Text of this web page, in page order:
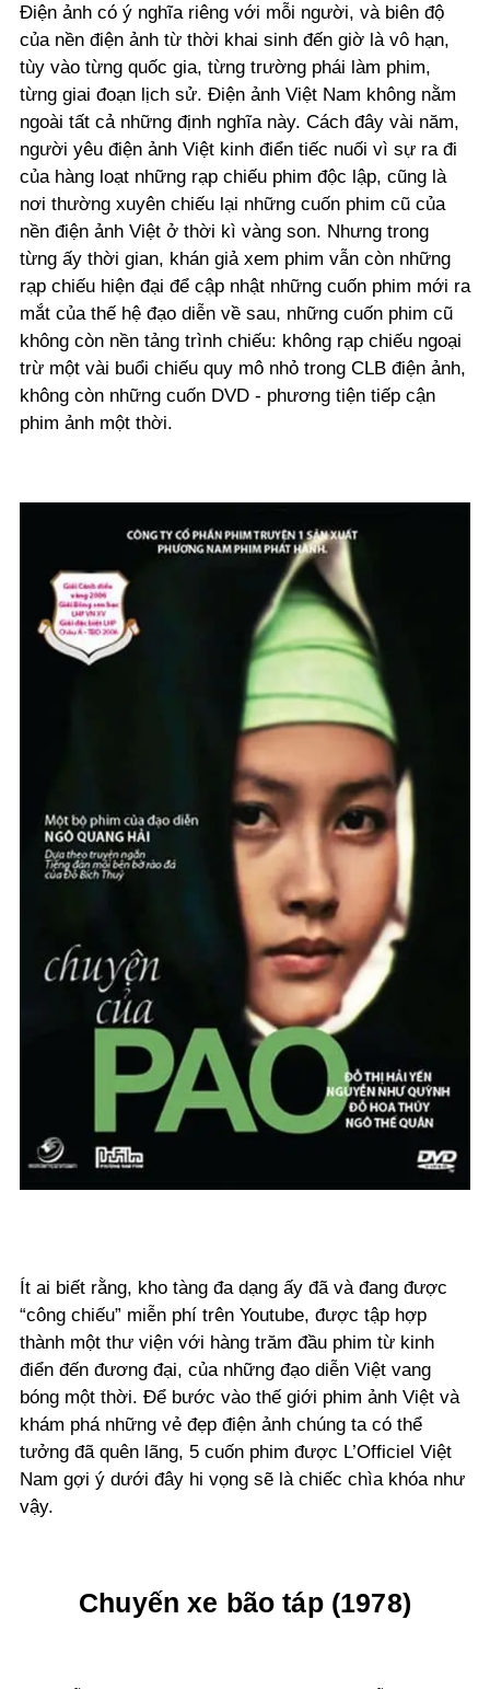
Điện ảnh có ý nghĩa riêng với mỗi người, và biên độ
của nền điện ảnh từ thời khai sinh đến giờ là vô hạn,
tùy vào từng quốc gia, từng trường phái làm phim,
từng giai đoạn lịch sử. Điện ảnh Việt Nam không nằm
ngoài tất cả những định nghĩa này. Cách đây vài năm,
người yêu điện ảnh Việt kinh điển tiếc nuối vì sự ra đi
của hàng loạt những rạp chiếu phim độc lập, cũng là
nơi thường xuyên chiếu lại những cuốn phim cũ của
nền điện ảnh Việt ở thời kì vàng son. Nhưng trong
từng ấy thời gian, khán giả xem phim vẫn còn những
rạp chiếu hiện đại để cập nhật những cuốn phim mới ra
mắt của thế hệ đạo diễn về sau, những cuốn phim cũ
không còn nền tảng trình chiếu: không rạp chiếu ngoại
trừ một vài buổi chiếu quy mô nhỏ trong CLB điện ảnh,
không còn những cuốn DVD - phương tiện tiếp cận
phim ảnh một thời.
Ít ai biết rằng, kho tàng đa dạng ấy đã và đang được
“công chiếu” miễn phí trên Youtube, được tập hợp
thành một thư viện với hàng trăm đầu phim từ kinh
điển đến đương đại, của những đạo diễn Việt vang
bóng một thời. Để bước vào thế giới phim ảnh Việt và
khám phá những vẻ đẹp điện ảnh chúng ta có thể
tưởng đã quên lãng, 5 cuốn phim được L’Officiel Việt
Nam gợi ý dưới đây hi vọng sẽ là chiếc chìa khóa như
vậy.
Chuyến xe bão táp (1978)